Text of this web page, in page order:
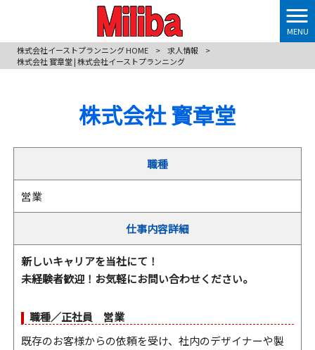
MENU
株式会社イーストプランニング HOME
> 求人情報
>
株式会社 寳章堂 | 株式会社イーストプランニング
株式会社 寳章堂
職種
営業
仕事内容詳細
新しいキャリアを当社にて！
未経験者歓迎！お気軽にお問い合わせください。
職種／正社員 営業
既存のお客様からの依頼を受け、社内のデザイナーや製